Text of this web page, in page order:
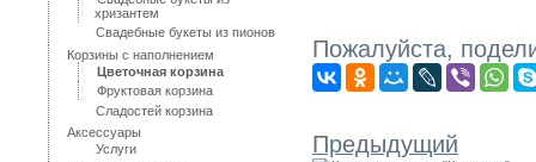
Пожалуйста,
Предыдущий
хризантем
Свадебные букеты из пионов
Корзины с наполнением
Цветочная корзина
Фруктовая корзина
Сладостей корзина
Аксессуары
Услуги